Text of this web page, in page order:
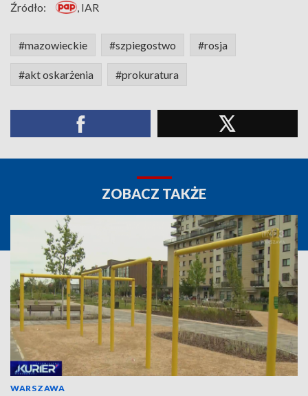
Źródło: , IAR
#mazowieckie #szpiegostwo #rosja
#akt oskarżenia #prokuratura
ZOBACZ TAKŻE
WARSZAWA